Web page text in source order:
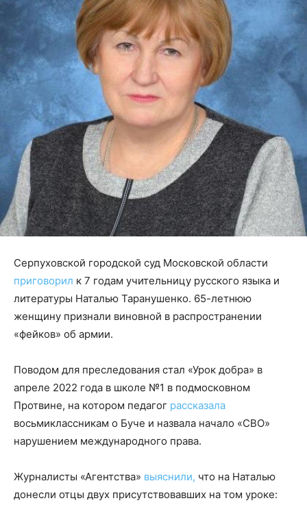
Серпуховской городской суд Московской области
приговорил к 7 годам учительницу русского языка и
литературы Наталью Таранушенко. 65-летнюю
женщину признали виновной в распространении
«фейков» об армии.
Поводом для преследования стал «Урок добра» в
апреле 2022 года в школе №1 в подмосковном
Протвине, на котором педагог рассказала
восьмиклассникам о Буче и назвала начало «СВО»
нарушением международного права.
Журналисты «Агентства» выяснили, что на Наталью
донесли отцы двух присутствовавших на том уроке: